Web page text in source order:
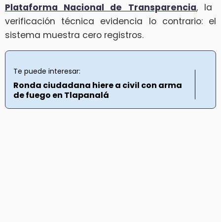
Plataforma Nacional de Transparencia, la
verificación técnica evidencia lo contrario: el
sistema muestra cero registros.
Te puede interesar:
Ronda ciudadana hiere a civil con arma
de fuego en Tlapanalá